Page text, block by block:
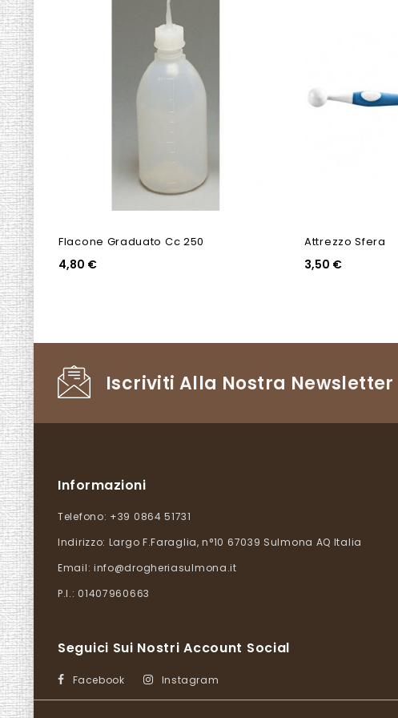
Flacone Graduato Cc 250
4,80 €
Attrezzo Sfera
3,50 €
Iscriviti Alla Nostra Newsletter
Informazioni
Telefono: +39 0864 51731
Indirizzo: Largo F.Faraglia, n°10 67039 Sulmona AQ Italia
Email: info@drogheriasulmona.it
P.I.: 01407960663
Seguici Sui Nostri Account Social
Facebook Instagram